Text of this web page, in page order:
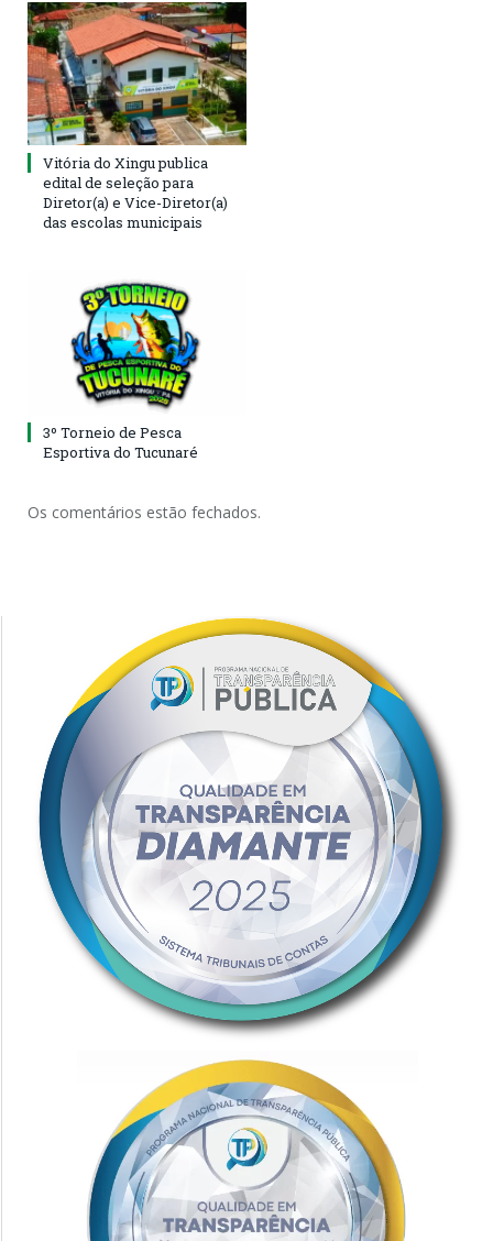
Vitória do Xingu publica
edital de seleção para
Diretor(a) e Vice-Diretor(a)
das escolas municipais
3º Torneio de Pesca
Esportiva do Tucunaré
Os comentários estão fechados.